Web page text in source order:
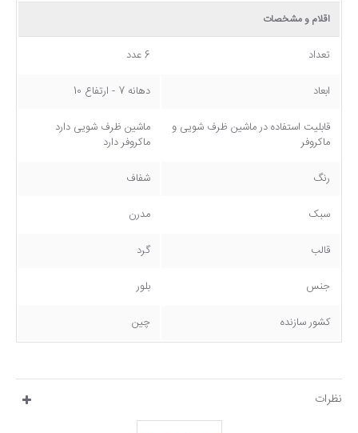
اقلام و مشخصات
تعداد 6 عدد
ابعاد دهانه 7 - ارتفاع 10
قابلیت استفاده در ماشین ظرف شویی و
ماکروفر
ماشین ظرف شویی دارد
ماکروفر دارد
رنگ شفاف
سبک مدرن
قالب گرد
جنس بلور
کشور سازنده چین
نظرات